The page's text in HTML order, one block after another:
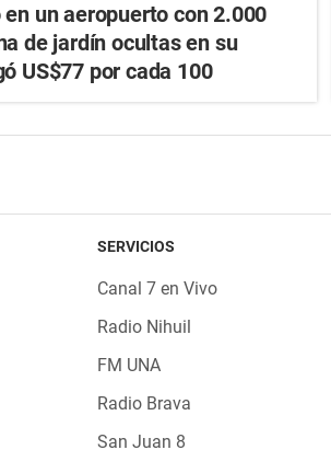
un aeropuerto con 2.000
de jardín ocultas en su
US$77 por cada 100
SERVICIOS
Canal 7 en Vivo
Radio Nihuil
FM UNA
Radio Brava
San Juan 8